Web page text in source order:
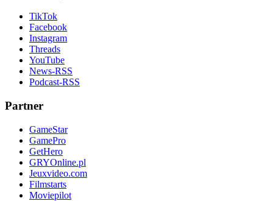
TikTok
Facebook
Instagram
Threads
YouTube
News-RSS
Podcast-RSS
Partner
GameStar
GamePro
GetHero
GRYOnline.pl
Jeuxvideo.com
Filmstarts
Moviepilot